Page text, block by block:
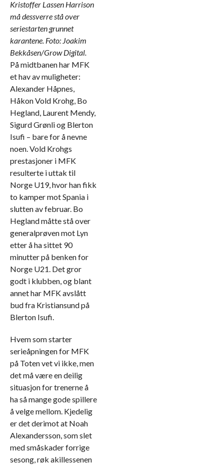
Kristoffer Lassen Harrison
må dessverre stå over
seriestarten grunnet
karantene. Foto: Joakim
Bekkåsen/Grow Digital.
På midtbanen har MFK
et hav av muligheter:
Alexander Håpnes,
Håkon Vold Krohg, Bo
Hegland, Laurent Mendy,
Sigurd Grønli og Blerton
Isufi – bare for å nevne
noen. Vold Krohgs
prestasjoner i MFK
resulterte i uttak til
Norge U19, hvor han fikk
to kamper mot Spania i
slutten av februar. Bo
Hegland måtte stå over
generalprøven mot Lyn
etter å ha sittet 90
minutter på benken for
Norge U21. Det gror
godt i klubben, og blant
annet har MFK avslått
bud fra Kristiansund på
Blerton Isufi.
Hvem som starter
serieåpningen for MFK
på Toten vet vi ikke, men
det må være en deilig
situasjon for trenerne å
ha så mange gode spillere
å velge mellom. Kjedelig
er det derimot at Noah
Alexandersson, som slet
med småskader forrige
sesong, røk akillessenen